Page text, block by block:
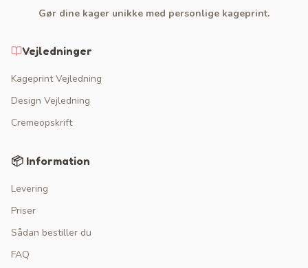
Gør dine kager unikke med personlige kageprint.
Vejledninger
Kageprint Vejledning
Design Vejledning
Cremeopskrift
📦 Information
Levering
Priser
Sådan bestiller du
FAQ